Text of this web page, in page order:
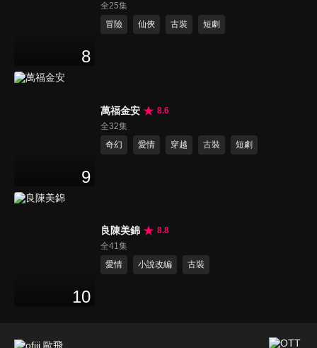
8
全25集
冒險
仙俠 古裝 短劇
9
萬福金安
8.6
全32集
奇幻
愛情 穿越 古裝 短劇
10
良陳美錦
8.8
全41集
愛情
小說改編 古裝